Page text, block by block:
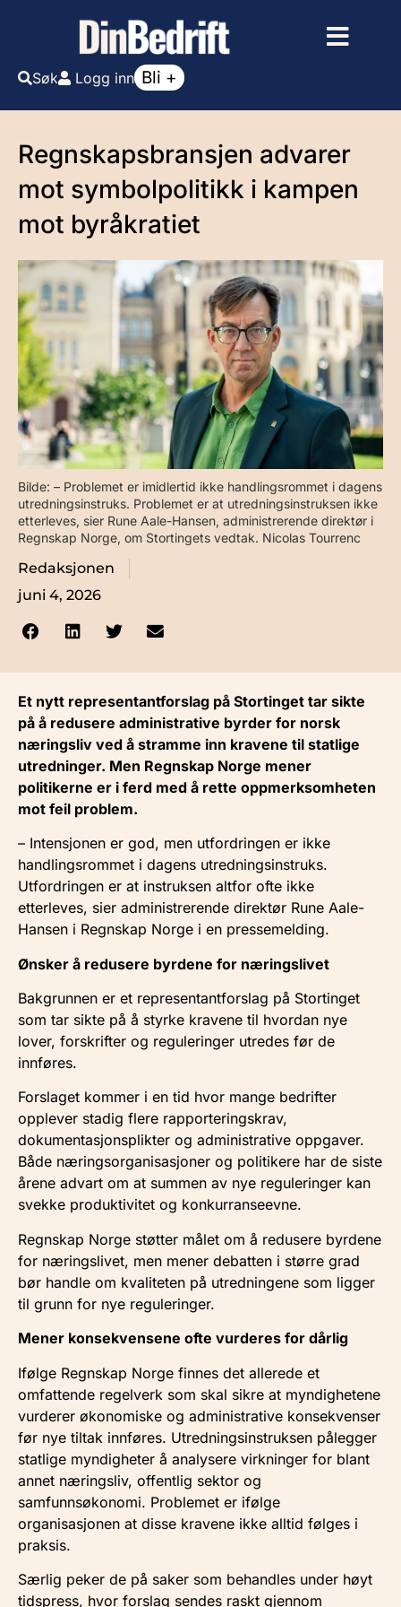
Søk Logg inn Bli +
Regnskapsbransjen advarer
mot symbolpolitikk i kampen
mot byråkratiet
Bilde: – Problemet er imidlertid ikke handlingsrommet i dagens
utredningsinstruks. Problemet er at utredningsinstruksen ikke
etterleves, sier Rune Aale-Hansen, administrerende direktør i
Regnskap Norge, om Stortingets vedtak. Nicolas Tourrenc
Redaksjonen
juni 4, 2026
Et nytt representantforslag på Stortinget tar sikte
på å redusere administrative byrder for norsk
næringsliv ved å stramme inn kravene til statlige
utredninger. Men Regnskap Norge mener
politikerne er i ferd med å rette oppmerksomheten
mot feil problem.
– Intensjonen er god, men utfordringen er ikke
handlingsrommet i dagens utredningsinstruks.
Utfordringen er at instruksen altfor ofte ikke
etterleves, sier administrerende direktør Rune Aale-
Hansen i Regnskap Norge i en pressemelding.
Ønsker å redusere byrdene for næringslivet
Bakgrunnen er et representantforslag på Stortinget
som tar sikte på å styrke kravene til hvordan nye
lover, forskrifter og reguleringer utredes før de
innføres.
Forslaget kommer i en tid hvor mange bedrifter
opplever stadig flere rapporteringskrav,
dokumentasjonsplikter og administrative oppgaver.
Både næringsorganisasjoner og politikere har de siste
årene advart om at summen av nye reguleringer kan
svekke produktivitet og konkurranseevne.
Regnskap Norge støtter målet om å redusere byrdene
for næringslivet, men mener debatten i større grad
bør handle om kvaliteten på utredningene som ligger
til grunn for nye reguleringer.
Mener konsekvensene ofte vurderes for dårlig
Ifølge Regnskap Norge finnes det allerede et
omfattende regelverk som skal sikre at myndighetene
vurderer økonomiske og administrative konsekvenser
før nye tiltak innføres. Utredningsinstruksen pålegger
statlige myndigheter å analysere virkninger for blant
annet næringsliv, offentlig sektor og
samfunnsøkonomi. Problemet er ifølge
organisasjonen at disse kravene ikke alltid følges i
praksis.
Særlig peker de på saker som behandles under høyt
tidspress, hvor forslag sendes raskt gjennom